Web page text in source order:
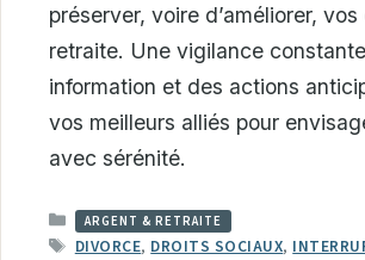
préserver, voire d’améliorer,
retraite. Une vigilance
information et des actions
vos meilleurs alliés pour
avec sérénité.
CATÉGORIES
ARGENT & RETRAITE
ÉTIQUETTES
DIVORCE, DROITS SOCIAUX,